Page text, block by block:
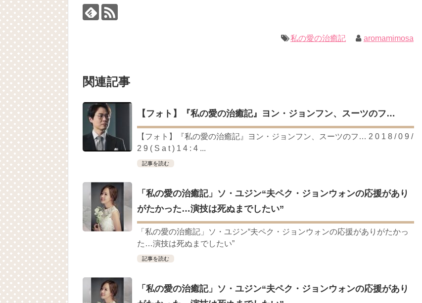
ハン・ヘジン 한혜진 – (선공개) 강남 3대 얼짱 출신 &#39;한혜진 언니&#39; (ft. 도여니의 학창시절) | 편 먹고 갈래
요? 밥블레스유 2 bobblessyou2 EP.18
ソン・ヘギョ – ソンヘギョ キスまとめ
キム・テヒの弟イ・ワン♥イ・ボミ、今日（28日）結婚……
「ライフ・ オン・ マーズ」2019年11月2日TSUTAYAにて先行レンタル開始！
ェジン / エンジョイ❕
ユン・ギュンサン、番組にも登場した愛猫が急死…イ・ソンギョンら同僚芸能人から慰めの言葉が続々 – Taka
News
キム・レウォンの影絵遊び！？「黒騎士～永遠の約束～」メイキングを一部公開（DVD-SET2特典映像より）
「まず熱く掃除せよ」女優キム・ユジョン、「健康がとても回復…痩せたのはソン・ジェリムのせい!? 」
【裏芸能】キムユジョンの熱愛彼氏はあの大物俳優
キム・ユジョン、新ドラマ「まず熱く掃除せよ」に出演確定…“台本を見た瞬間惹かれた” 20180123
幻の王女チャミョンゴ エンディング
YUCHUN ♥ LOVE 15 「成均館 5話」
[Fan MV]七日の王妃(7일의 왕비)OST – 정기고 (Junggigo) – 그리고 그려도 (Miss You In My Heart)
俳優カン・ギヨン、突然の熱愛宣言…「キム秘書がなぜそうか」出演で話題 Big News TV
Powered by livedoor 相互RSS
私の愛の治癒記 aromamimosa
関連記事
【フォト】『私の愛の治癒記』ヨン・ジョンフン、スーツのフ…
【フォト】『私の愛の治癒記』ヨン・ジョンフン、スーツのフ… 2 0 1 8 / 0 9 /
2 9 ( S a t ) 1 4 : 4 ...
記事を読む
「私の愛の治癒記」ソ・ユジン“夫ペク・ジョンウォンの応援があり
がたかった…演技は死ぬまでしたい”
「私の愛の治癒記」ソ・ユジン“夫ペク・ジョンウォンの応援がありがたかっ
た…演技は死ぬまでしたい”
記事を読む
「私の愛の治癒記」ソ・ユジン“夫ペク・ジョンウォンの応援があり